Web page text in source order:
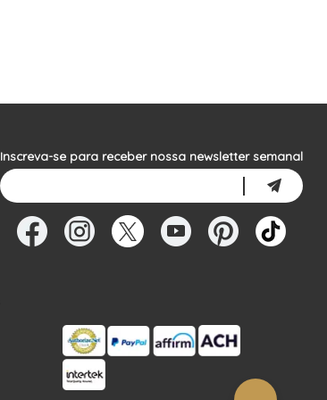
Inscreva-se para receber nossa newsletter semanal